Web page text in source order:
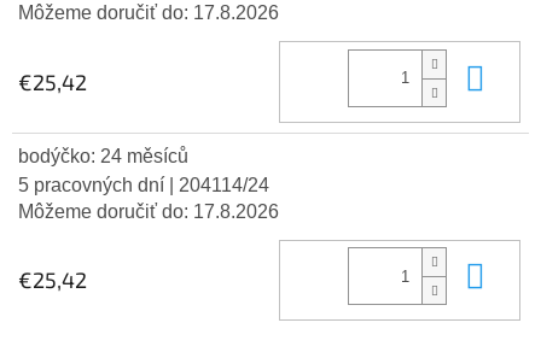
Môžeme doručiť do: 17.8.2026
€25,42
bodýčko: 24 měsíců
5 pracovných dní
| 204114/24
Môžeme doručiť do: 17.8.2026
€25,42